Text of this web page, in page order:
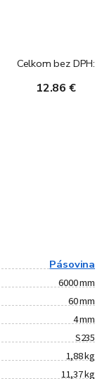
Celkom bez DPH:
12.86 €
Pásovina
6000 mm
60 mm
4 mm
S235
1,88 kg
11,37 kg